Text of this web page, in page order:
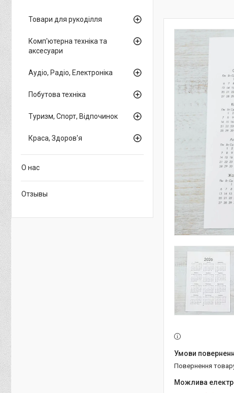
повернення
Товари для рукоділля
Комп'ютерна техніка та
аксесуари
Аудіо, Радіо, Електроніка
Побутова техніка
Туризм, Спорт, Відпочинок
Краса, Здоров'я
О нас
Отзывы